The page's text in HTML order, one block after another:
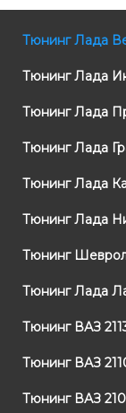
Тюнинг Лада
Тюнинг Лада
Тюнинг Лада
Тюнинг Лада
Тюнинг Лада
Тюнинг Лада
Тюнинг
Тюнинг Лада
Тюнинг ВАЗ
Тюнинг ВАЗ
Тюнинг ВАЗ